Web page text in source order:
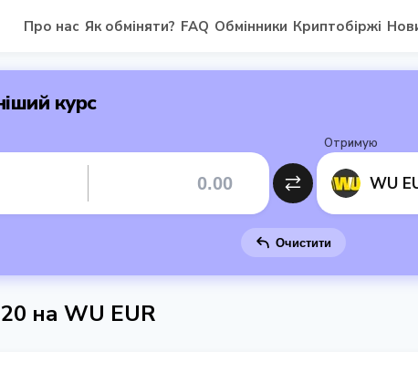
Про нас Як обміняти? FAQ Обмінники Криптобіржі
курс
Отримую
WU
Очистити
на WU EUR